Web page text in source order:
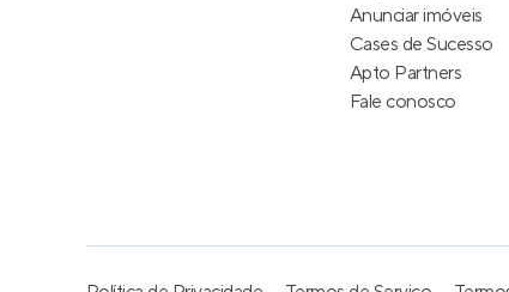
Anunciar imóveis
Cases de Sucesso
Apto Partners
Fale conosco